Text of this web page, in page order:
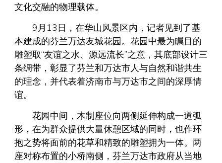
文化交融的物理载体。
9月13日，在华山风景区内，记者见到了基
本建成的芬兰万达友城花园。花园中最为瞩目的
雕塑取“友谊之水、源远流长”之意，其底部设计三
条绸带，彰显了芬兰和万达市人与自然和谐共生
的理念，并代表着济南市与万达市之间的深厚情
谊。
花园中间，木制座位向两侧延伸构成一道弧
形，在为群众提供大量休憩区域的同时，也作环
抱之势将面前的花草和精致的雕塑拥为一体。两
座对称布置的小桥南侧，芬兰万达市政府从当地